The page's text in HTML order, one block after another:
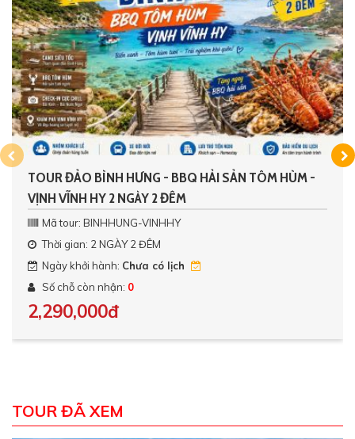
TOUR ĐẢO BÌNH HƯNG - BBQ HẢI SẢN TÔM HÙM -
VỊNH VĨNH HY 2 NGÀY 2 ĐÊM
Mã tour: BINHHUNG-VINHHY
Thời gian: 2 NGÀY 2 ĐÊM
Ngày khởi hành: Chưa có lịch
Số chỗ còn nhận: 0
2,290,000đ
TOUR ĐÃ XEM